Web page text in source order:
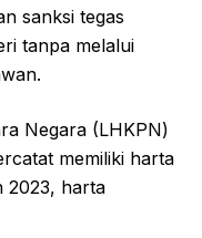
sanksi tegas
tanpa melalui
Negara (LHKPN)
memiliki harta
2023, harta